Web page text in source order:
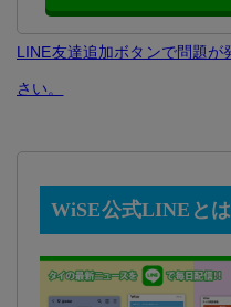
LINE友達追加ボタンで問題
さい。
WiSE公式LINEとは